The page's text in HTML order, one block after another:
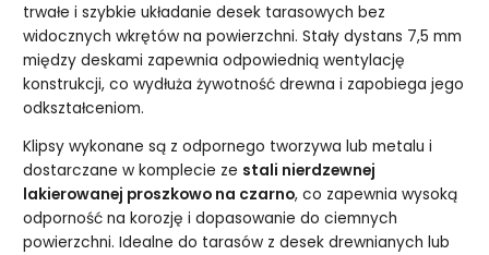
trwałe i szybkie układanie desek tarasowych bez
widocznych wkrętów na powierzchni. Stały dystans 7,5 mm
między deskami zapewnia odpowiednią wentylację
konstrukcji, co wydłuża żywotność drewna i zapobiega jego
odkształceniom.
Klipsy wykonane są z odpornego tworzywa lub metalu i
dostarczane w komplecie ze stali nierdzewnej
lakierowanej proszkowo na czarno, co zapewnia wysoką
odporność na korozję i dopasowanie do ciemnych
powierzchni. Idealne do tarasów z desek drewnianych lub